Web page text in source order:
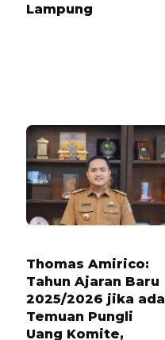
Lampung
Thomas Amirico:
Tahun Ajaran Baru
2025/2026 jika ada
Temuan Pungli
Uang Komite,